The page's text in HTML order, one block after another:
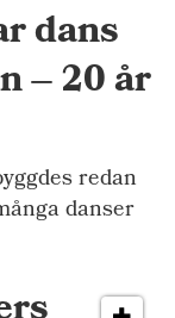
dans
– 20 år
redan
danser